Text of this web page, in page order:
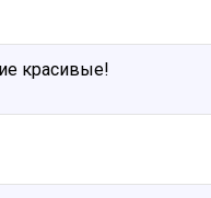
красивые!